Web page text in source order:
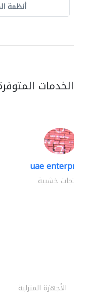
أنظمة
الخدمات
uae enterprises
منتجات خشبية
الأجهزة المنزلية